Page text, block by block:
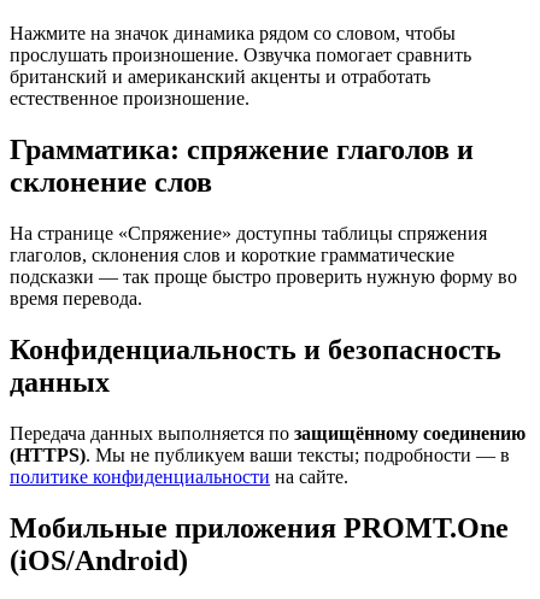
Нажмите на значок динамика рядом со словом, чтобы
прослушать произношение. Озвучка помогает сравнить
британский и американский акценты и отработать
естественное произношение.
Грамматика: спряжение глаголов и
склонение слов
На странице «Спряжение» доступны таблицы спряжения
глаголов, склонения слов и короткие грамматические
подсказки — так проще быстро проверить нужную форму во
время перевода.
Конфиденциальность и безопасность
данных
Передача данных выполняется по защищённому соединению
(HTTPS). Мы не публикуем ваши тексты; подробности — в
политике конфиденциальности на сайте.
Мобильные приложения PROMT.One
(iOS/Android)